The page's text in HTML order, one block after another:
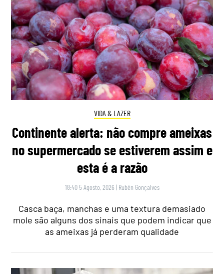
VIDA & LAZER
Continente alerta: não compre ameixas
no supermercado se estiverem assim e
esta é a razão
18:40 5 Agosto, 2026 | Rubén Gonçalves
Casca baça, manchas e uma textura demasiado
mole são alguns dos sinais que podem indicar que
as ameixas já perderam qualidade